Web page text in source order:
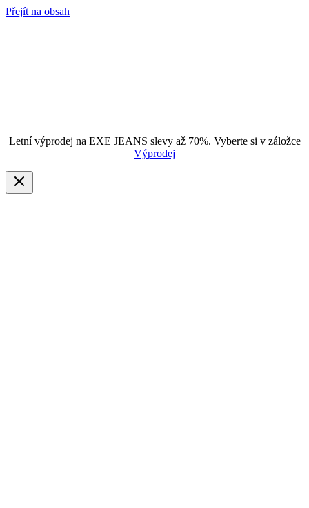
Přejít na obsah
Letní výprodej na EXE JEANS slevy až 70%. Vyberte si v záložce
Výprodej